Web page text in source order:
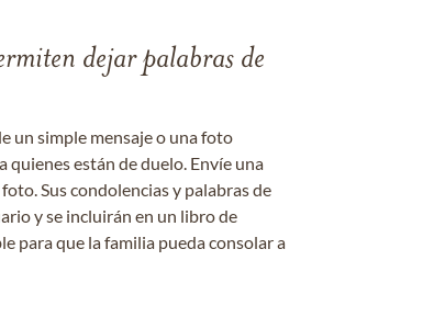
dejar palabras de
un simple mensaje o una foto
están de duelo. Envíe una
Sus condolencias y palabras de
y se incluirán en un libro de
para que la familia pueda consolar a